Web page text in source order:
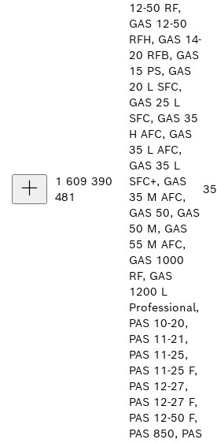
1 609 390
481
12-50 RF,
GAS 12-50
RFH, GAS 14-
20 RFB, GAS
15 PS, GAS
20 L SFC,
GAS 25 L
SFC, GAS 35
H AFC, GAS
35 L AFC,
GAS 35 L
SFC+, GAS
35 M AFC,
GAS 50, GAS
50 M, GAS
55 M AFC,
GAS 1000
RF, GAS
1200 L
Professional,
PAS 10-20,
PAS 11-21,
PAS 11-25,
PAS 11-25 F,
PAS 12-27,
PAS 12-27 F,
PAS 12-50 F,
PAS 850, PAS
35